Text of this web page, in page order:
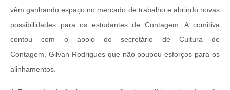
vêm ganhando espaço no mercado de trabalho e abrindo novas
possibilidades para os estudantes de Contagem. A comitiva
contou com o apoio do secretário de Cultura de
Contagem, Gilvan Rodrigues que não poupou esforços para os
alinhamentos.